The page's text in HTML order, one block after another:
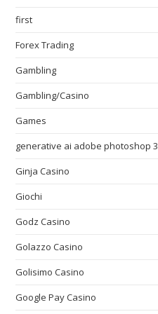
first
Forex Trading
Gambling
Gambling/Casino
Games
generative ai adobe photoshop 3
Ginja Casino
Giochi
Godz Casino
Golazzo Casino
Golisimo Casino
Google Pay Casino